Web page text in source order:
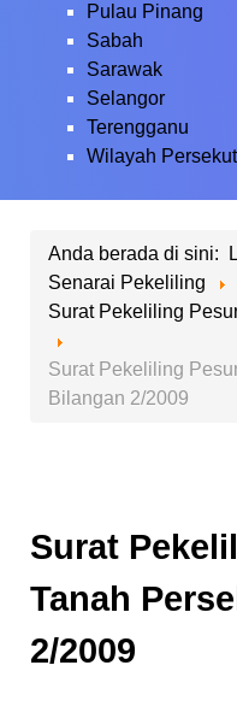
Pulau Pinang
Sabah
Sarawak
Selangor
Terengganu
Wilayah
Anda berada di sini:
Senarai Pekeliling
Surat Pekeliling
Surat Pekeliling
Bilangan 2/2009
Surat
Tanah
2/2009